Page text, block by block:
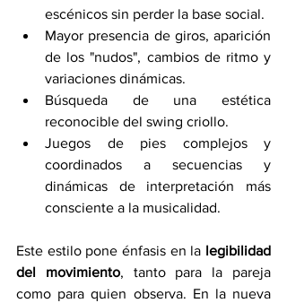
escénicos sin perder la base social.
Mayor presencia de giros, aparición
de los "nudos", cambios de ritmo y
variaciones dinámicas.
Búsqueda de una estética
reconocible del swing criollo.
Juegos de pies complejos y
coordinados a secuencias y
dinámicas de interpretación más
consciente a la musicalidad.
Este estilo pone énfasis en la legibilidad
del movimiento, tanto para la pareja
como para quien observa. En la nueva